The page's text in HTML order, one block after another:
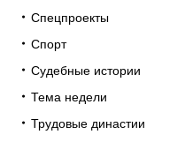
Спецпроекты
Спорт
Судебные истории
Тема недели
Трудовые династии